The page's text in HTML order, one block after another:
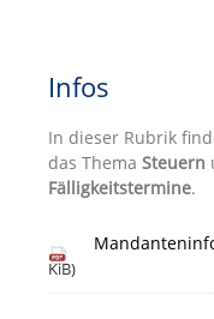
Infos
In dieser Rubrik
das Thema Steuern
Fälligkeitstermine.
KiB)